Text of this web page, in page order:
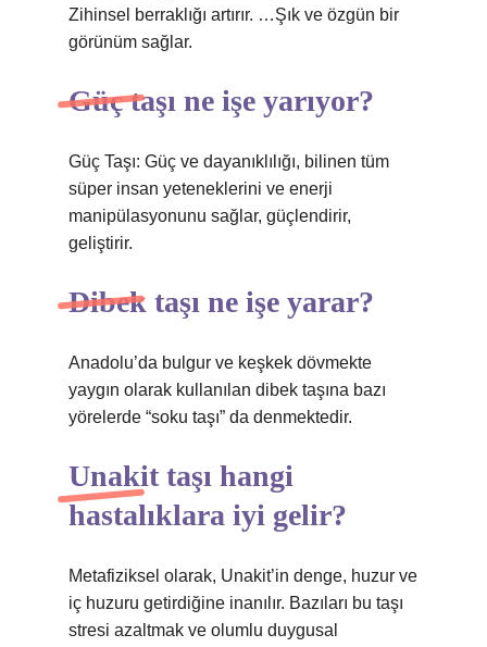
Zihinsel berraklığı artırır. …Şık ve özgün bir
görünüm sağlar.
Güç taşı ne işe yarıyor?
Güç Taşı: Güç ve dayanıklılığı, bilinen tüm
süper insan yeteneklerini ve enerji
manipülasyonunu sağlar, güçlendirir,
geliştirir.
Dibek taşı ne işe yarar?
Anadolu’da bulgur ve keşkek dövmekte
yaygın olarak kullanılan dibek taşına bazı
yörelerde “soku taşı” da denmektedir.
Unakit taşı hangi
hastalıklara iyi gelir?
Metafiziksel olarak, Unakit’in denge, huzur ve
iç huzuru getirdiğine inanılır. Bazıları bu taşı
stresi azaltmak ve olumlu duygusal